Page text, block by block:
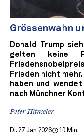
Grössenwahn
Donald Trump
gelten keine
Frieden nicht
haben und
nach Münchner
Peter Hänseler
Di. 27 Jan 2026 10 Min.